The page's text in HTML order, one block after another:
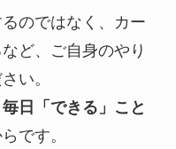
のではなく、カー
ど、ご自身のやり
い。
日「できる」こと
です。